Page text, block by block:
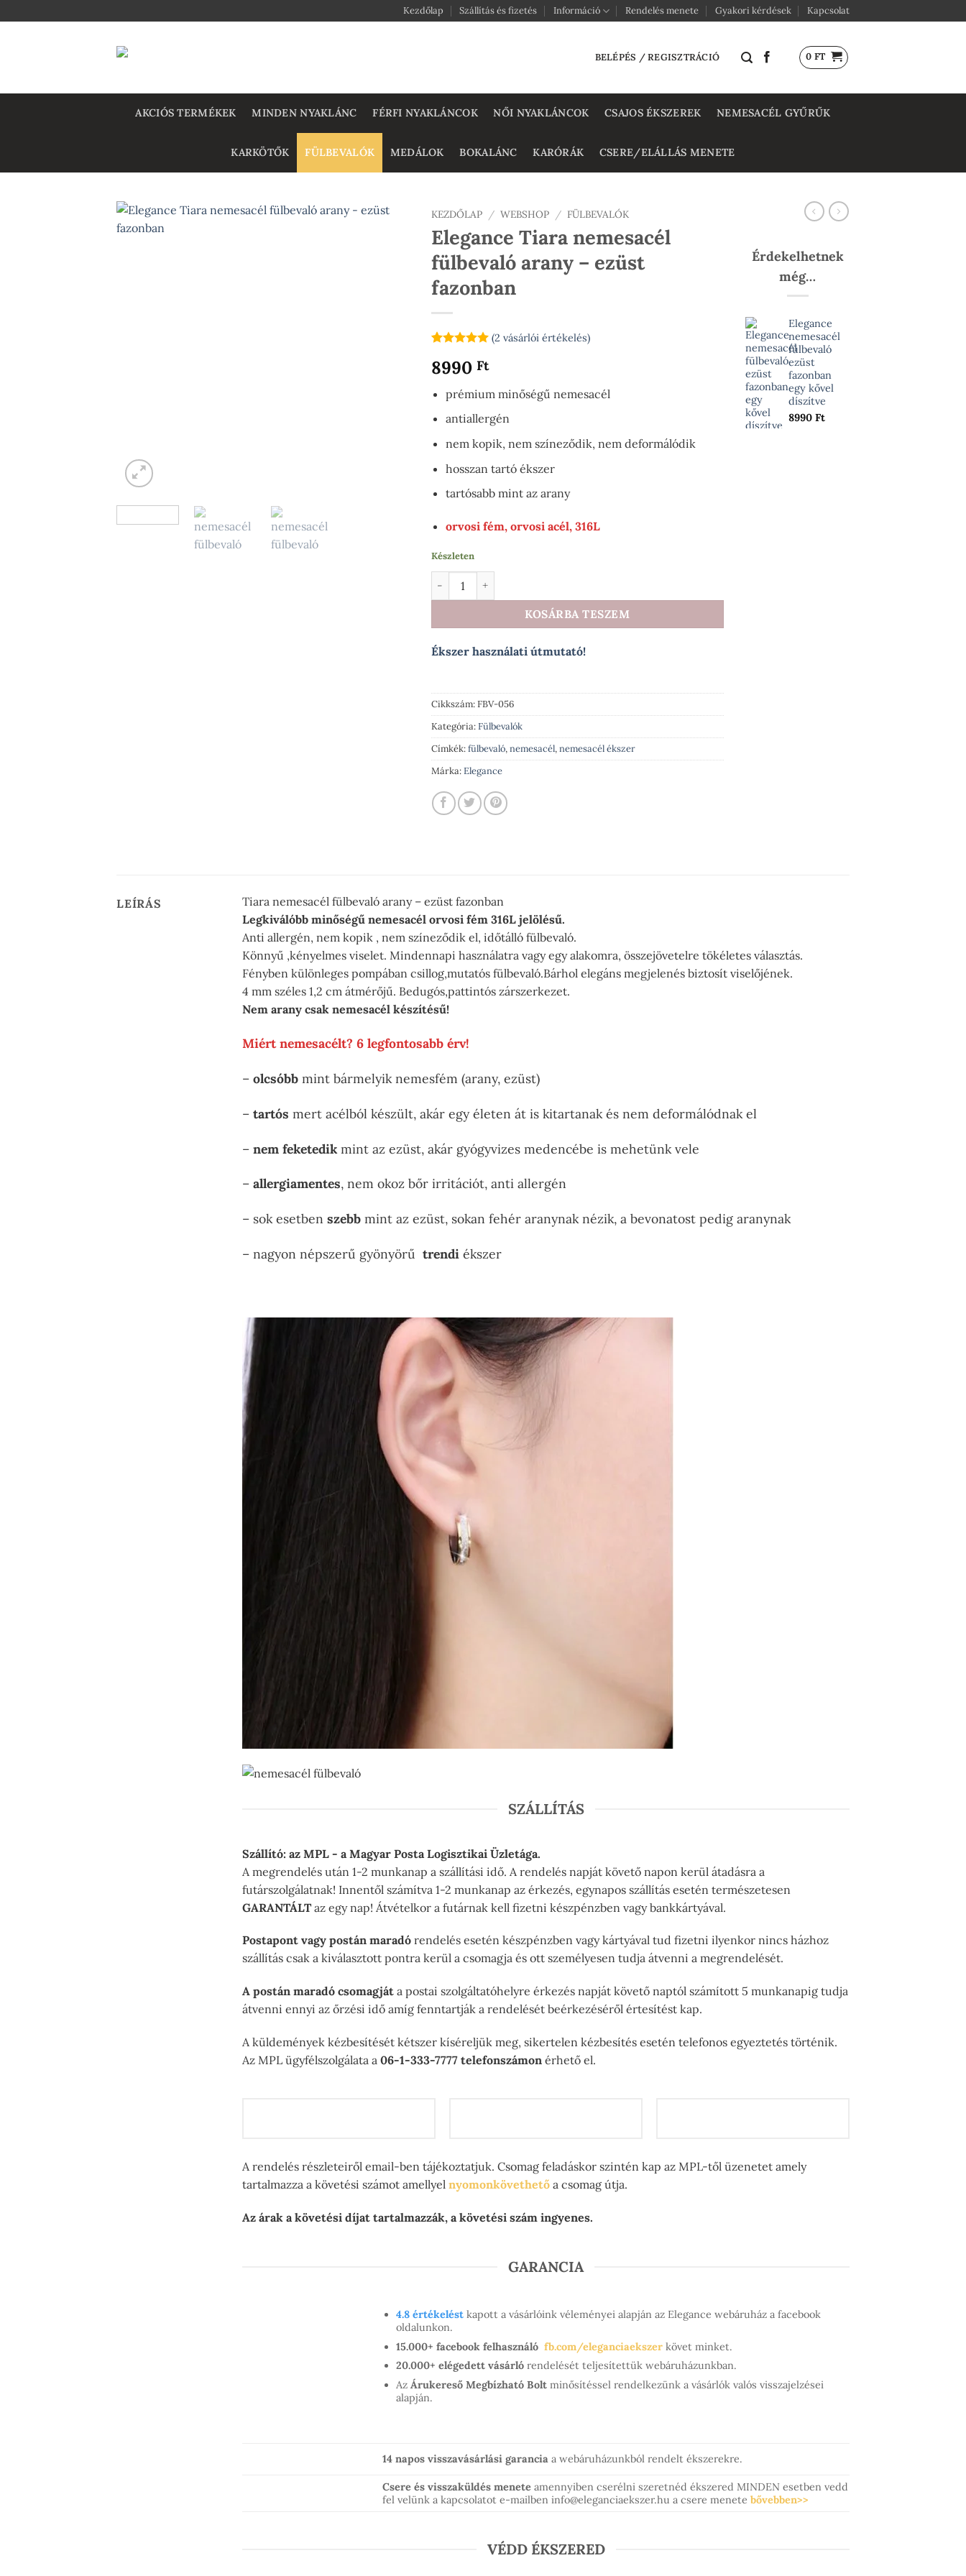
to
Kezdőlap Szállítás és fizetés Információ Rendelés menete Gyakori kérdések Kapcsolat
BELÉPÉS / REGISZTRÁCIÓ 0 FT
AKCIÓS TERMÉKEK MINDEN NYAKLÁNC FÉRFI NYAKLÁNCOK NŐI NYAKLÁNCOK CSAJOS ÉKSZEREK NEMESACÉL GYŰRŰK
KARKÖTŐK FÜLBEVALÓK MEDÁLOK BOKALÁNC KARÓRÁK CSERE/ELÁLLÁS MENETE
KEZDŐLAP / WEBSHOP / FÜLBEVALÓK
Elegance Tiara nemesacél
fülbevaló arany – ezüst
fazonban
az 5-ből,
értékelés
alapján
(2 vásárlói értékelés)
8990 Ft
prémium minőségű nemesacél
antiallergén
nem kopik, nem színeződik, nem deformálódik
hosszan tartó ékszer
tartósabb mint az arany
orvosi fém, orvosi acél, 316L
Készleten
KOSÁRBA TESZEM
Ékszer használati útmutató!
Cikkszám:FBV-056
Kategória:Fülbevalók
Címkék:fülbevaló,nemesacél,nemesacél ékszer
Márka:Elegance
Érdekelhetnek
még…
Elegance
nemesacél
fülbevaló
ezüst
fazonban
egy kővel
díszítve
8990 Ft
LEÍRÁS
Tiara nemesacél fülbevaló arany – ezüst fazonban
Legkiválóbb minőségű nemesacél orvosi fém 316L jelölésű.
Anti allergén, nem kopik , nem színeződik el, időtálló fülbevaló.
Könnyű ,kényelmes viselet. Mindennapi használatra vagy egy alakomra, összejövetelre tökéletes választás.
Fényben különleges pompában csillog,mutatós fülbevaló.Bárhol elegáns megjelenés biztosít viselőjének.
4 mm széles 1,2 cm átmérőjű. Bedugós,pattintós zárszerkezet.
Nem arany csak nemesacél készítésű!
Miért nemesacélt? 6 legfontosabb érv!
– olcsóbb mint bármelyik nemesfém (arany, ezüst)
– tartós mert acélból készült, akár egy életen át is kitartanak és nem deformálódnak el
– nem feketedikmint az ezüst, akár gyógyvizes medencébe is mehetünk vele
– allergiamentes, nem okoz bőr irritációt, anti allergén
– sok esetben szebb mint az ezüst, sokan fehér aranynak nézik, a bevonatost pedig aranynak
– nagyon népszerű gyönyörű trendi ékszer
SZÁLLÍTÁS
Szállító: az MPL - a Magyar Posta Logisztikai Üzletága.
A megrendelés után 1-2 munkanap a szállítási idő. A rendelés napját követő napon kerül átadásra a
futárszolgálatnak! Innentől számítva 1-2 munkanap az érkezés, egynapos szállítás esetén természetesen
GARANTÁLTaz egy nap! Átvételkor a futárnak kell fizetni készpénzben vagy bankkártyával.
Postapont vagy postán maradórendelés esetén készpénzben vagy kártyával tud fizetni ilyenkor nincs házhoz
szállítás csak a kiválasztott pontra kerül a csomagja és ott személyesen tudja átvenni a megrendelését.
A postán maradó csomagjáta postai szolgáltatóhelyre érkezés napját követő naptól számított 5 munkanapig tudja
átvenni ennyi az őrzési idő amíg fenntartják a rendelését beérkezéséről értesítést kap.
A küldemények kézbesítését kétszer kíséreljük meg, sikertelen kézbesítés esetén telefonos egyeztetés történik.
Az MPL ügyfélszolgálata a 06-1-333-7777 telefonszámonérhető el.
A rendelés részleteiről email-ben tájékoztatjuk. Csomag feladáskor szintén kap az MPL-től üzenetet amely
tartalmazza a követési számot amellyel nyomonkövethetőa csomag útja.
Az árak a követési díjat tartalmazzák, a követési szám ingyenes.
GARANCIA
4.8 értékelést kapott a vásárlóink véleményei alapján az Elegance webáruház a facebook
oldalunkon.
15.000+ facebook felhasználó fb.com/eleganciaekszerkövet minket.
20.000+ elégedett vásárlórendelését teljesítettük webáruházunkban.
Az Árukereső Megbízható Bolt minősítéssel rendelkezünk a vásárlók valós visszajelzései
alapján.
14 napos visszavásárlási garanciaa webáruházunkból rendelt ékszerekre.
Csere és visszaküldés menete amennyiben cserélni szeretnéd ékszered MINDEN esetben vedd
fel velünk a kapcsolatot e-mailben info@eleganciaekszer.hu a csere menete bővebben>>
VÉDD ÉKSZERED